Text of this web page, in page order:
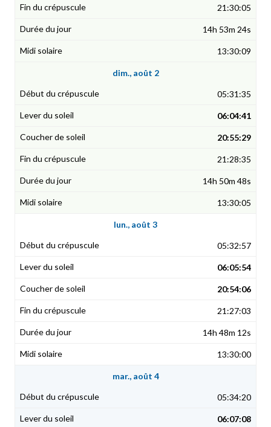
21:30:05
14h 53m 24s
13:30:09
dim., août 2
05:31:35
06:04:41
20:55:29
21:28:35
14h 50m 48s
13:30:05
lun., août 3
05:32:57
06:05:54
20:54:06
21:27:03
14h 48m 12s
13:30:00
mar., août 4
05:34:20
06:07:08